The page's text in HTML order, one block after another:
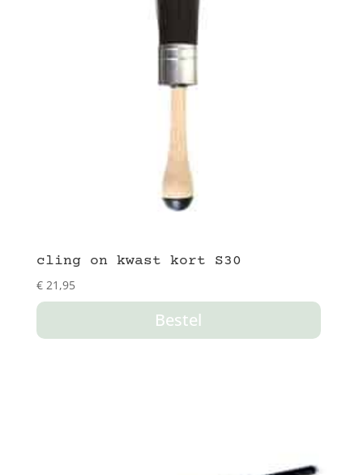
cling on kwast kort S30
€21,95
Bestel